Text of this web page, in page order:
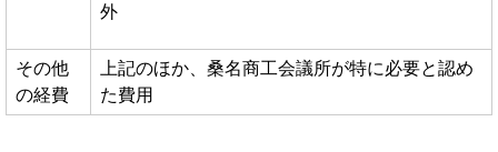
外
その他
の経費
上記のほか、桑名商工会議所が特に必要と認め
た費用